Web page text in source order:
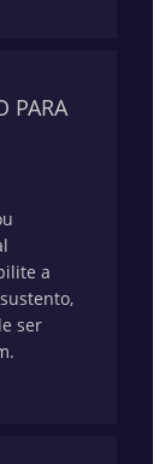
PARA
a
ser